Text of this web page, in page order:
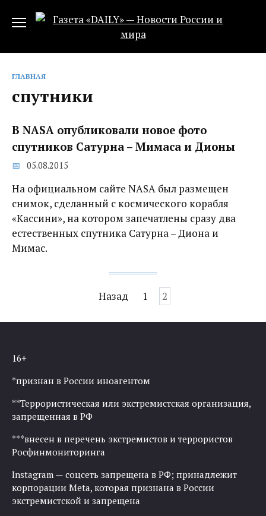
ГЛАВНАЯ
спутники
В NASA опубликовали новое фото
спутников Сатурна – Мимаса и Дионы
05.08.2015
На официальном сайте NASA был размещен
снимок, сделанный с космического корабля
«Кассини», на котором запечатлены сразу два
естественных спутника Сатурна – Диона и
Мимас.
записям
Назад 1 2
16+
*признан в России иноагентом
**Террористическая или экстремистская организация,
запрещенная в РФ
***внесен в перечень экстремистов и террористов
Росфинмониторинга
Instagram — соцсеть запрещена в РФ; принадлежит
корпорации Meta, которая признана в России
экстремистской и запрещена